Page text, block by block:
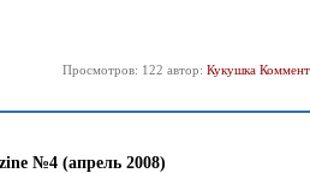
Просмотров: 122 автор: Кукушка
№4 (апрель 2008)